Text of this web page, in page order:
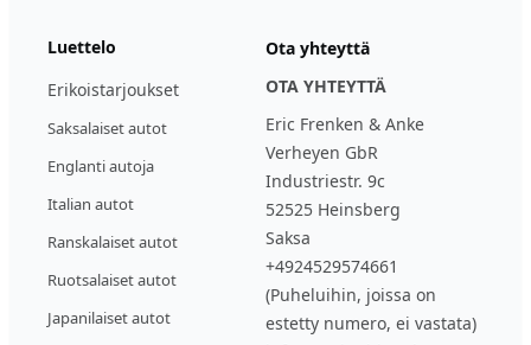
Luettelo
Erikoistarjoukset
Saksalaiset autot
Englanti autoja
Italian autot
Ranskalaiset autot
Ruotsalaiset autot
Japanilaiset autot
Ota yhteyttä
OTA YHTEYTTÄ
Eric Frenken & Anke
Verheyen GbR
Industriestr. 9c
52525 Heinsberg
Saksa
+4924529574661
(Puheluihin, joissa on
estetty numero, ei vastata)